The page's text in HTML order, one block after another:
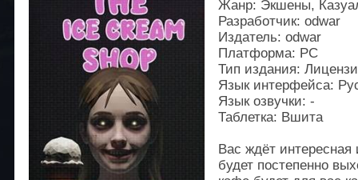
Жанр: Экшены,
Разработчик: odwar
Издатель: odwar
Платформа: PC
Тип издания:
Язык интерфейса:
Язык озвучки: -
Таблетка: Вшита
Вас ждёт интересная
будет постепенно